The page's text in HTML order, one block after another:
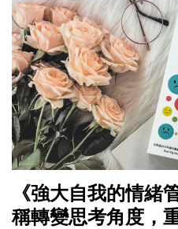
《強大自我的情緒
稱轉變思考角度，